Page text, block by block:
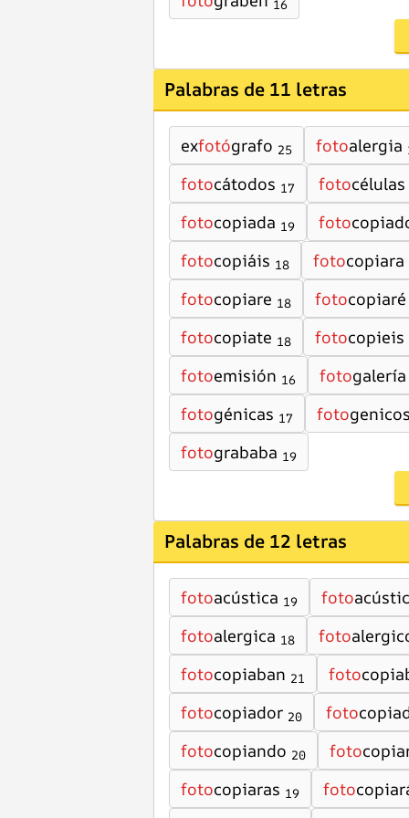
16
Palabras de 11 letras
exfotógrafo 25 fotoalergia
fotocátodos 17 fotocélulas
fotocopiada 19 foto
fotocopiáis 18 fotocopiara
fotocopiare 18 fotocopiaré
fotocopiate 18 fotocopieis
fotoemisión 16 fotogalería
fotogénicas 17 foto
fotogrababa 19
Palabras de 12 letras
fotoacústica 19 foto
fotoalergica 18 foto
fotocopiaban 21 foto
fotocopiador 20 foto
fotocopiando 20 foto
fotocopiaras 19 foto